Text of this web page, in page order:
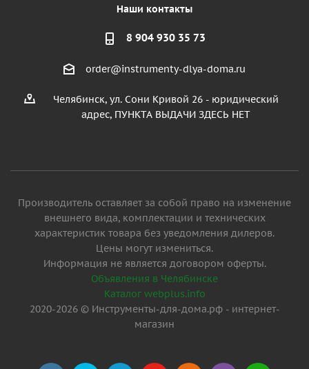
Наши контакты
8 904 930 35 73
order@instrumenty-dlya-doma.ru
Челябинск, ул. Сони Кривой 26 - юридический
адрес, ПУНКТА ВЫДАЧИ ЗДЕСЬ НЕТ
Производитель оставляет за собой право на изменение
внешнего вида, комплектации и технических
характеристик товара без уведомления дилеров.
Цены могут измениться.
Информация не является договором оферты.
Объявления в Челябинске
Каталог webplus.info
2020-2026 © Инструменты-для-дома.рф - интернет-
магазин